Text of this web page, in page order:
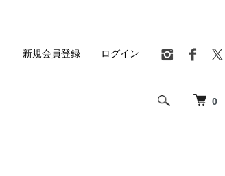
0
新規会員登録 ログイン